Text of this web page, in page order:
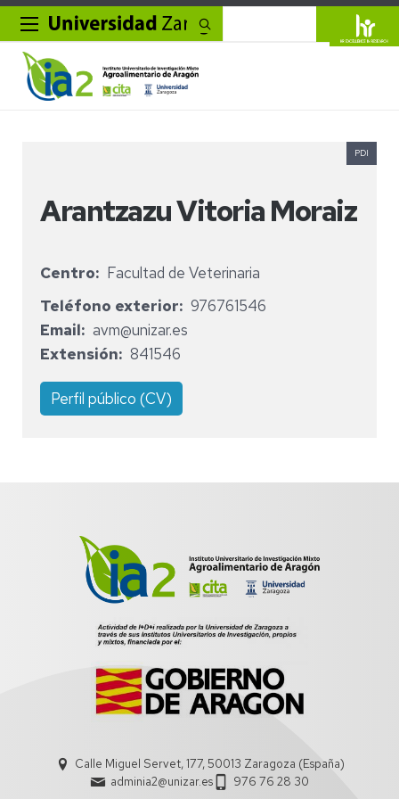
Arantzazu Vitoria Moraiz
PDI
Centro
Facultad de Veterinaria
Teléfono exterior
976761546
Email
avm@unizar.es
Extensión
841546
Perfil público (CV)
Calle Miguel Servet, 177, 50013 Zaragoza (España)
adminia2@unizar.es
976 76 28 30